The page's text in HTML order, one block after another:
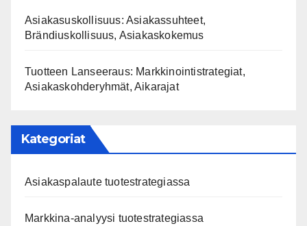
Asiakasuskollisuus: Asiakassuhteet,
Brändiuskollisuus, Asiakaskokemus
Tuotteen Lanseeraus: Markkinointistrategiat,
Asiakaskohderyhmät, Aikarajat
Kategoriat
Asiakaspalaute tuotestrategiassa
Markkina-analyysi tuotestrategiassa